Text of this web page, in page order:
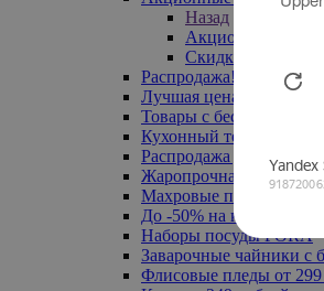
Назад
Акционные товары
Скидка 20% по
Распродажа! Ульяновск
Лучшая цена
Товары с бесплатной
Кухонный текстиль
Распродажа до -50%
Жаропрочная посуда
Махровые полотенца
До -50% на ковры
Наборы посуды FORA
Заварочные чайники с
Флисовые пледы от 299